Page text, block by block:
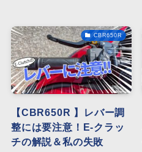
CBR650R
【CBR650R 】レバー調
整には要注意！E-クラッ
チの解説＆私の失敗